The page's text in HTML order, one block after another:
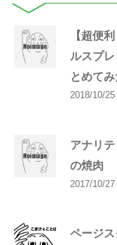
【超便
ルスプ
とめてみ
2018/10/25
アナリ
の焼肉
2017/10/27
ページ